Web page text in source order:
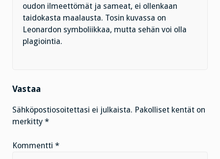
oudon ilmeettömät ja sameat, ei ollenkaan
taidokasta maalausta. Tosin kuvassa on
Leonardon symboliikkaa, mutta sehän voi olla
plagiointia.
Vastaa
Sähköpostiosoitettasi ei julkaista. Pakolliset kentät on
merkitty *
Kommentti *